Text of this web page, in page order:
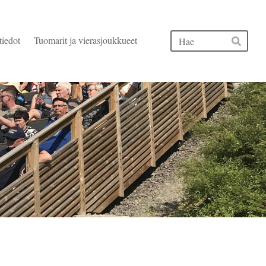
Tuomarit ja vierasjoukkueet
Hae